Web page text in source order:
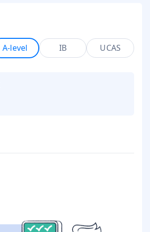
A-level IB UCAS